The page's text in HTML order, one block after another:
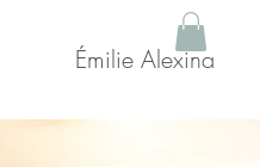
Émilie Alexina